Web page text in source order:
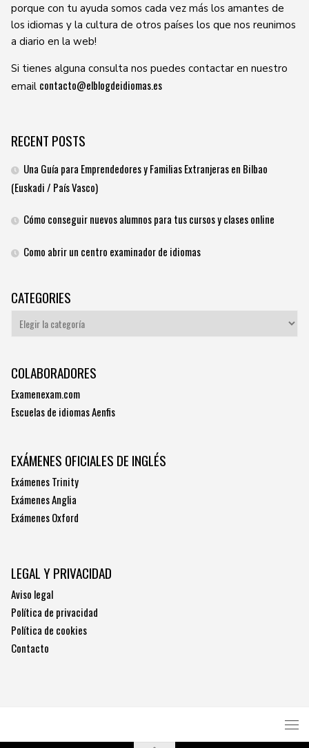
porque con tu ayuda somos cada vez más los amantes de
los idiomas y la cultura de otros países los que nos reunimos
a diario en la web!
Si tienes alguna consulta nos puedes contactar en nuestro
email contacto@elblogdeidiomas.es
RECENT POSTS
Una Guía para Emprendedores y Familias Extranjeras en Bilbao
(Euskadi / País Vasco)
Cómo conseguir nuevos alumnos para tus cursos y clases online
Como abrir un centro examinador de idiomas
CATEGORIES
Categories
COLABORADORES
Examenexam.com
Escuelas de idiomas Aenfis
EXÁMENES OFICIALES DE INGLÉS
Exámenes Trinity
Exámenes Anglia
Exámenes Oxford
LEGAL Y PRIVACIDAD
Aviso legal
Política de privacidad
Política de cookies
Contacto